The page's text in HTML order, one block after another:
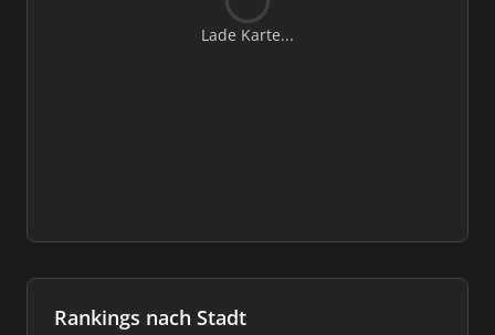
Lade Karte...
Rankings nach Stadt